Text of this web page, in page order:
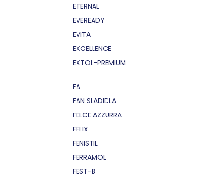
ETERNAL
EVEREADY
EVITA
EXCELLENCE
EXTOL-PREMIUM
FA
FAN SLADIDLA
FELCE AZZURRA
FELIX
FENISTIL
FERRAMOL
FEST-B